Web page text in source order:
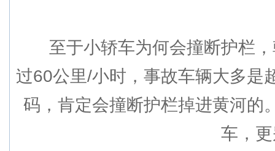
至于小轿车为何会撞断护栏，
过60公里/小时，事故车辆大多是
码，肯定会撞断护栏掉进黄河的
车，